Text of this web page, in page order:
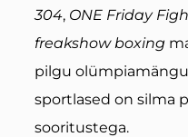
304, ONE Friday
freakshow boxing
pilgu
sportlased on silma
sooritustega.